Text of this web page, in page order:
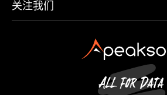
关注我们